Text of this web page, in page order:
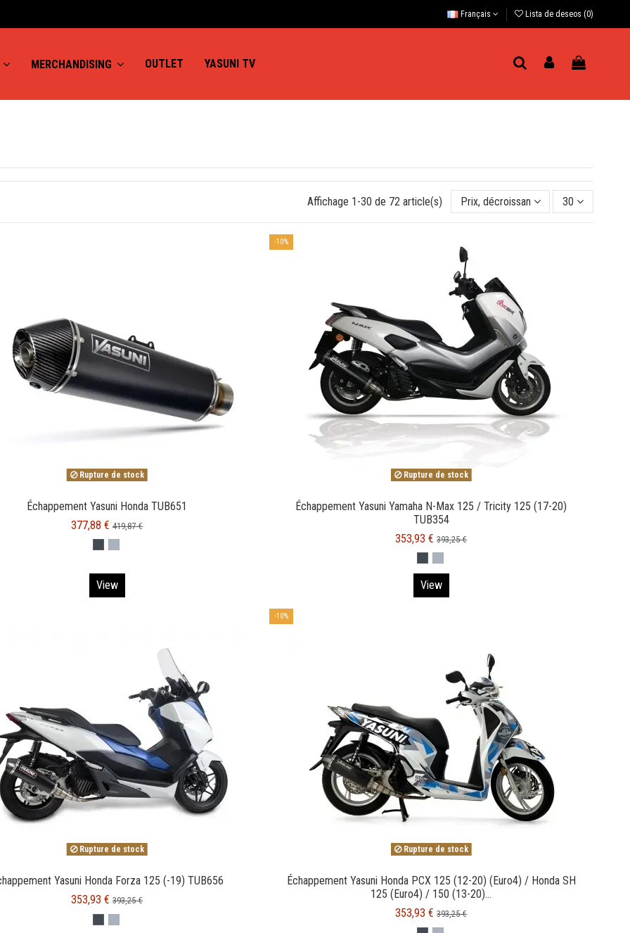
Français Lista de deseos (0)
MERCHANDISING OUTLET YASUNI TV
Affichage 1-30 de 72 article(s) Prix, décroissant 30
Rupture de stock
Échappement Yasuni Honda TUB651
377,88 € 419,87 €
BLACK CARBON
Inox
View
-10%
Rupture de stock
Échappement Yasuni Yamaha N-Max 125 / Tricity 125 (17-20)
TUB354
353,93 € 393,25 €
BLACK CARBON
Inox
View
Rupture de stock
Yasuni Honda Forza 125 (-19) TUB656
353,93 € 393,25 €
BLACK CARBON
Inox
-10%
Rupture de stock
Échappement Yasuni Honda PCX 125 (12-20) (Euro4) / Honda SH
125 (Euro4) / 150 (13-20)...
353,93 € 393,25 €